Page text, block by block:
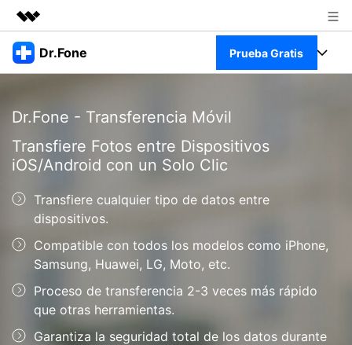
Productos destacados
Resumen
Soluciones
Sala de prensa
Tienda
Dr.Fone Prueba Gratis
Productos
Para PC
Para Celular
Herramientas Online
Más
Descubre lo mejor de Dr.Fone
Guías
Soporte
Transferencia de Datos
Gestor de Datos
Reparación de Móviles
Desbloqueo FRP en Android 16
Iniciar sesión
Dr.Fone - Transferencia Móvil
Transfiere Fotos entre Dispositivos
iOS/Android con un Solo Clic
Transfiere cualquier tipo de datos entre
dispositivos.
Compatible con todos los modelos como iPhone,
Samsung, Huawei, LG, Moto, etc.
Proceso de transferencia 2-3 veces más rápido
que otras herramientas.
Garantiza la seguridad total de los datos durante